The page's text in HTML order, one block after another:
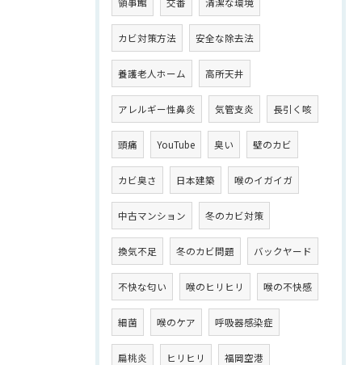
カビ対策方法 安全な除去法
養護老人ホーム 高所天井
アレルギー性鼻炎 気管支炎 長引く咳
頭痛 YouTube 臭い 壁のカビ
カビ臭さ 日本建築 喉のイガイガ
中古マンション 冬のカビ対策
換気不足 冬のカビ問題 バックヤード
不快な匂い 喉のヒリヒリ 喉の不快感
細菌 喉のケア 呼吸器感染症
扁桃炎 ヒリヒリ 福岡空港